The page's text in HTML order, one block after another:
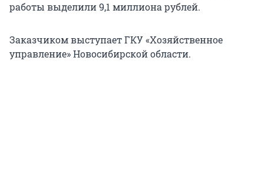
работы выделили 9,1 миллиона рублей.
Заказчиком выступает ГКУ «Хозяйственное
управление» Новосибирской области.